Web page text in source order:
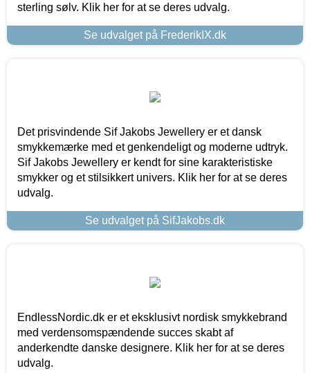
sterling sølv. Klik her for at se deres udvalg.
Se udvalget på FrederikIX.dk
Det prisvindende Sif Jakobs Jewellery er et dansk
smykkemærke med et genkendeligt og moderne udtryk.
Sif Jakobs Jewellery er kendt for sine karakteristiske
smykker og et stilsikkert univers. Klik her for at se deres
udvalg.
Se udvalget på SifJakobs.dk
EndlessNordic.dk er et eksklusivt nordisk smykkebrand
med verdensomspændende succes skabt af
anderkendte danske designere. Klik her for at se deres
udvalg.